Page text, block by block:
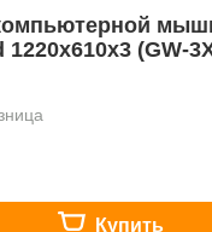
1220x610x3 (GW-
Купить